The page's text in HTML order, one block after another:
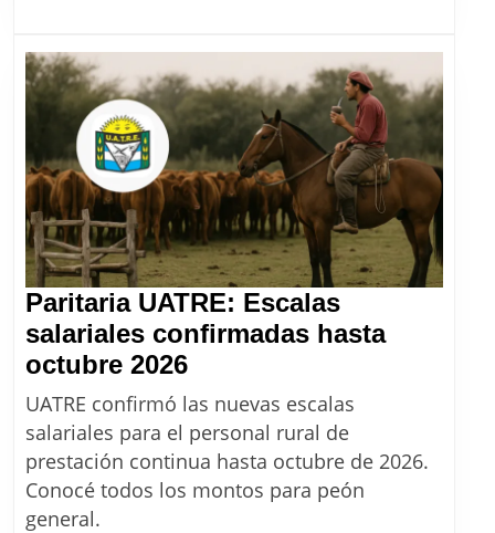
rural
con
el
aumento
de
agosto
2026
Paritaria UATRE: Escalas
salariales confirmadas hasta
octubre 2026Paritaria
UATRE:
Escalas
salariales
confirmadas
UATRE confirmó las nuevas escalas
salariales para el personal rural de
prestación continua hasta octubre de 2026.
Conocé todos los montos para peón
general.